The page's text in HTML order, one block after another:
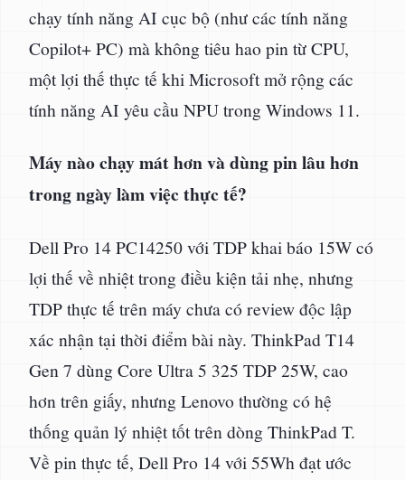
chạy tính năng AI cục bộ (như các tính năng
Copilot+ PC) mà không tiêu hao pin từ CPU,
một lợi thế thực tế khi Microsoft mở rộng các
tính năng AI yêu cầu NPU trong Windows 11.
Máy nào chạy mát hơn và dùng pin lâu hơn
trong ngày làm việc thực tế?
Dell Pro 14 PC14250 với TDP khai báo 15W có
lợi thế về nhiệt trong điều kiện tải nhẹ, nhưng
TDP thực tế trên máy chưa có review độc lập
xác nhận tại thời điểm bài này. ThinkPad T14
Gen 7 dùng Core Ultra 5 325 TDP 25W, cao
hơn trên giấy, nhưng Lenovo thường có hệ
thống quản lý nhiệt tốt trên dòng ThinkPad T.
Về pin thực tế, Dell Pro 14 với 55Wh đạt ước